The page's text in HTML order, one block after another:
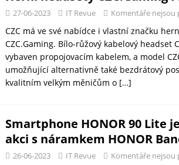
27-06-2023 IT Revue Komentáře nejsou
CZC má ve své nabídce i vlastní značku
CZC.Gaming. Bílo-růžový kabelový headset
vybaven propojovacím kabelem, a model
umožňující alternativně také bezdrátový
kvalitním velkým měničům o […]
Smartphone HONOR 90 Lite
akci s náramkem HONOR
26-06-2023 IT Revue Komentáře nejsou